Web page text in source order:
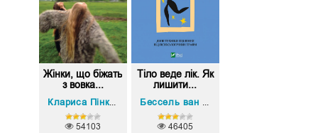
Жінки, що біжать
з вовка...
Клариса Пінкола Естес
54103
Тіло веде лік. Як
лишити...
Бессель ван дер Колк
46405